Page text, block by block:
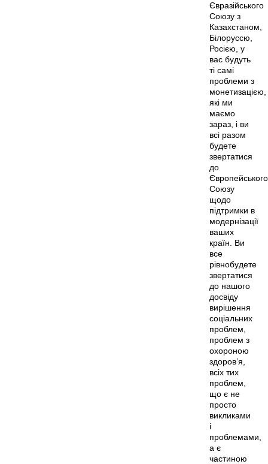
Євразійського
Союзу з
Казахстаном,
Білоруссю,
Росією, у
вас будуть
ті самі
проблеми з
монетизацією,
які ми
маємо
зараз, і ви
всі разом
будете
звертатися
до
Європейського
Союзу
щодо
підтримки в
модернізації
ваших
країн. Ви
все
рівнобудете
звертатися
до нашого
досвіду
вирішення
соціальних
проблем,
проблем з
охороною
здоров’я,
всіх тих
проблем,
що є не
просто
викликами
і
проблемами,
а є
частиною